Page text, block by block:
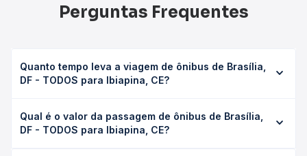
Perguntas Frequentes
Quanto tempo leva a viagem de ônibus de Brasília,
DF - TODOS para Ibiapina, CE?
CE leva em média 0 horas, podendo variar conforme a
viação, o tipo de serviço (convencional, executivo ou
Qual é o valor da passagem de ônibus de Brasília,
DF - TODOS para Ibiapina, CE?